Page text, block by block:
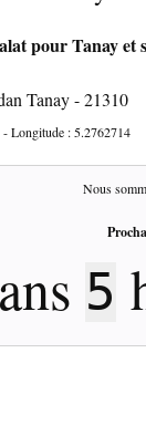
pour Tanay et
Tanay - 21310
- Longitude : 5.2762714
Nous
5